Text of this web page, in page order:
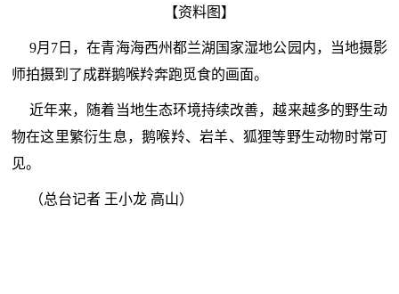
【资料图】
9月7日，在青海海西州都兰湖国家湿地公园内，当地摄影
师拍摄到了成群鹅喉羚奔跑觅食的画面。
近年来，随着当地生态环境持续改善，越来越多的野生动
物在这里繁衍生息，鹅喉羚、岩羊、狐狸等野生动物时常可
见。
（总台记者 王小龙 高山）